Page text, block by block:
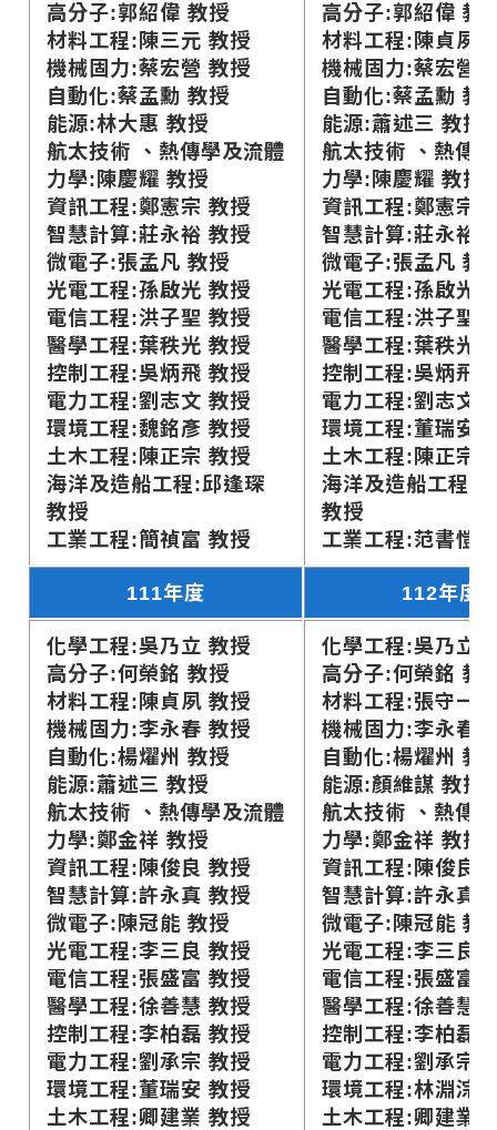
高分子:郭紹偉 教授
材料工程:陳三元 教授
機械固力:蔡宏營 教授
自動化:蔡孟勳 教授
能源:林大惠 教授
航太技術 、熱傳學及流體
力學:陳慶耀 教授
資訊工程:鄭憲宗 教授
智慧計算:莊永裕 教授
微電子:張孟凡 教授
光電工程:孫啟光 教授
電信工程:洪子聖 教授
醫學工程:葉秩光 教授
控制工程:吳炳飛 教授
電力工程:劉志文 教授
環境工程:魏銘彥 教授
土木工程:陳正宗 教授
海洋及造船工程:邱逢琛
教授
工業工程:簡禎富 教授
高分子:郭紹偉 教
材料工程:陳貞夙
機械固力:蔡宏營
自動化:蔡孟勳 教
能源:蕭述三 教授
航太技術 、熱傳
力學:陳慶耀 教授
資訊工程:鄭憲宗
智慧計算:莊永裕
微電子:張孟凡 教
光電工程:孫啟光
電信工程:洪子聖
醫學工程:葉秩光
控制工程:吳炳飛
電力工程:劉志文
環境工程:董瑞安
土木工程:陳正宗
海洋及造船工程:
教授
工業工程:范書愷
111年度 112年度
化學工程:吳乃立 教授
高分子:何榮銘 教授
材料工程:陳貞夙 教授
機械固力:李永春 教授
自動化:楊燿州 教授
能源:蕭述三 教授
航太技術 、熱傳學及流體
力學:鄭金祥 教授
資訊工程:陳俊良 教授
智慧計算:許永真 教授
微電子:陳冠能 教授
光電工程:李三良 教授
電信工程:張盛富 教授
醫學工程:徐善慧 教授
控制工程:李柏磊 教授
電力工程:劉承宗 教授
環境工程:董瑞安 教授
土木工程:卿建業 教授
化學工程:吳乃立
高分子:何榮銘 教
材料工程:張守一
機械固力:李永春
自動化:楊燿州 教
能源:顏維謀 教授
航太技術 、熱傳
力學:鄭金祥 教授
資訊工程:陳俊良
智慧計算:許永真
微電子:陳冠能 教
光電工程:李三良
電信工程:張盛富
醫學工程:徐善慧
控制工程:李柏磊
電力工程:劉承宗
環境工程:林淵淙
土木工程:卿建業